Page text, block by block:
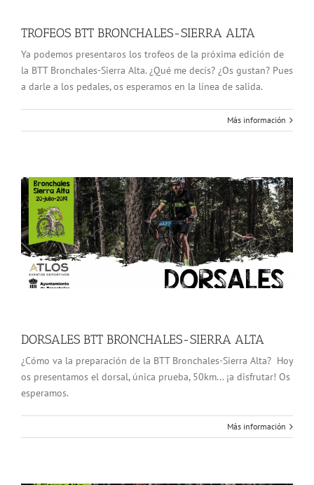
TROFEOS BTT BRONCHALES-SIERRA ALTA
Ya podemos presentaros los trofeos de la próxima edición de
la BTT Bronchales-Sierra Alta. ¿Qué me decís? ¿Os gustan? Pues
a darle a los pedales, os esperamos en la línea de salida.
Más información
DORSALES BTT BRONCHALES-SIERRA ALTA
¿Cómo va la preparación de la BTT Bronchales-Sierra Alta? Hoy
os presentamos el dorsal, única prueba, 50km... ¡a disfrutar! Os
esperamos.
Más información